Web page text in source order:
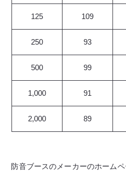
125 109
250 93
500 99
1,000 91
2,000 89
防音ブースのメーカーのホーム